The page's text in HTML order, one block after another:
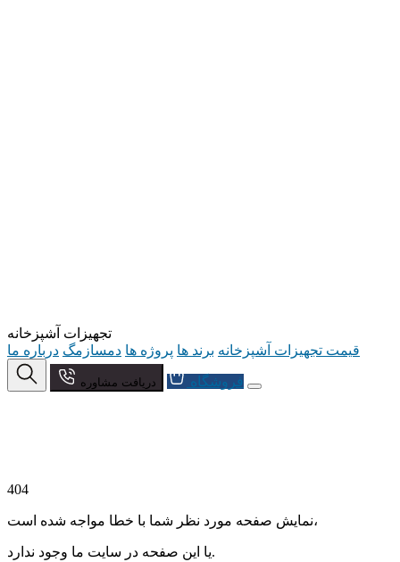
تجهیزات آشپزخانه
قیمت تجهیزات آشپزخانه برند ها پروژه ها دمسازمگ درباره ما
دریافت مشاوره فروشگاه
404
نمایش صفحه مورد نظر شما با خطا مواجه شده است،
یا این صفحه در سایت ما وجود ندارد.